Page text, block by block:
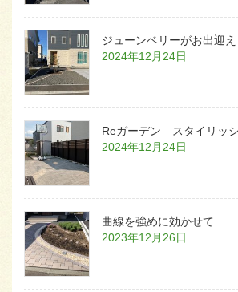
ジューンベリーがお出迎え
2024年12月24日
Reガーデン スタイリッ
2024年12月24日
曲線を強めに効かせて
2023年12月26日